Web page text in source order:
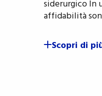
siderurgico In
affidabilità
Scopri di